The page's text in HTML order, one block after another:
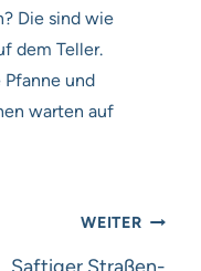
Die sind wie
dem Teller.
und
warten auf
WEITER